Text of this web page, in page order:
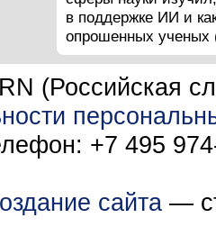
в поддержке ИИ и
опрошенных ученых
(Российская
+7 495
сайта —